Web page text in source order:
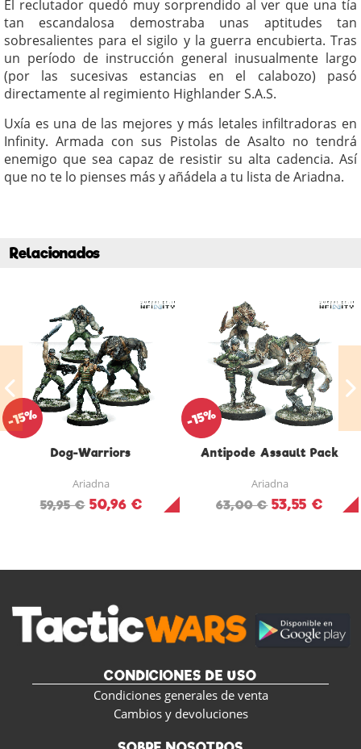
El reclutador quedó muy sorprendido al ver que una tía
tan escandalosa demostraba unas aptitudes tan
sobresalientes para el sigilo y la guerra encubierta. Tras
un período de instrucción general inusualmente largo
(por las sucesivas estancias en el calabozo) pasó
directamente al regimiento Highlander S.A.S.
Uxía es una de las mejores y más letales infiltradoras en
Infinity. Armada con sus Pistolas de Asalto no tendrá
enemigo que sea capaz de resistir su alta cadencia. Así
que no te lo pienses más y añádela a tu lista de Ariadna.
Relacionados
Dog-Warriors
Ariadna
59,95 € 50,96 €
-15%
Antipode Assault Pack
Ariadna
63,00 € 53,55 €
-15%
CONDICIONES DE USO
Condiciones generales de venta
Cambios y devoluciones